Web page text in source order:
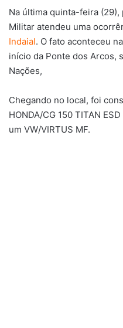
Na última quinta-feira (29),
Militar atendeu uma
Indaial. O fato aconteceu
início da Ponte dos Arcos,
Nações,
Chegando no local, foi
HONDA/CG 150 TITAN
um VW/VIRTUS MF.